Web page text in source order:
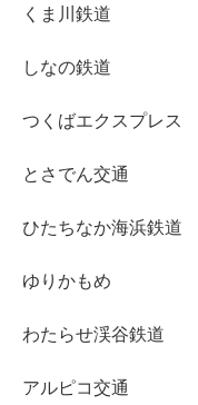
くま川鉄道
しなの鉄道
つくばエクスプレス
とさでん交通
ひたちなか海浜鉄道
ゆりかもめ
わたらせ渓谷鉄道
アルピコ交通